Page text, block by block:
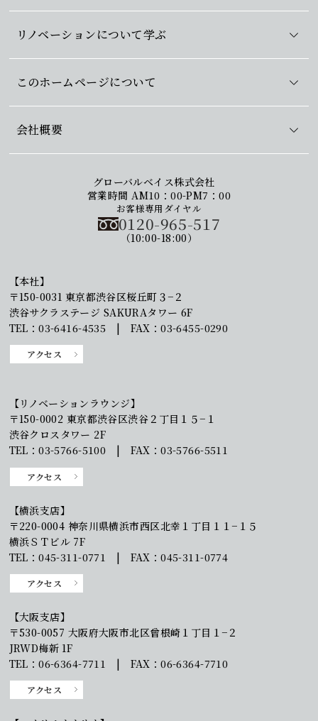
リノベーションについて学ぶ
このホームページについて
会社概要
グローバルベイス株式会社
営業時間 AM10：00-PM7：00
お客様専用ダイヤル
0120-965-517
（10:00-18:00）
【本社】
〒150-0031 東京都渋谷区桜丘町３−２
渋谷サクラステージ SAKURAタワー 6F
TEL：03-6416-4535 | FAX：03-6455-0290
アクセス
【リノベーションラウンジ】
〒150-0002 東京都渋谷区渋谷２丁目１５−１
渋谷クロスタワー 2F
TEL：03-5766-5100 | FAX：03-5766-5511
アクセス
【横浜支店】
〒220-0004 神奈川県横浜市西区北幸１丁目１１−１５
横浜ＳＴビル 7F
TEL：045-311-0771 | FAX：045-311-0774
アクセス
【大阪支店】
〒530-0057 大阪府大阪市北区曾根崎１丁目１−２
JRWD梅新 1F
TEL：06-6364-7711 | FAX：06-6364-7710
アクセス